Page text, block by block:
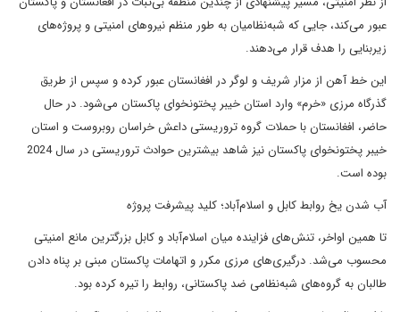
عبور می‌کند، جایی که شبه‌نظامیان به طور منظم نیروهای امنیتی و پروژه‌های
زیربنایی را هدف قرار می‌دهند.
این خط آهن از مزار شریف و لوگر در افغانستان عبور کرده و سپس از طریق
گذرگاه مرزی «خرم» وارد استان خیبر پختونخوای پاکستان می‌شود. در حال
حاضر، افغانستان با حملات گروه تروریستی داعش خراسان روبروست و استان
خیبر پختونخوای پاکستان نیز شاهد بیشترین حوادث تروریستی در سال 2024
بوده است.
آب شدن یخ روابط کابل و اسلام‌آباد؛ کلید پیشرفت پروژه
تا همین اواخر، تنش‌های فزاینده میان اسلام‌آباد و کابل بزرگترین مانع امنیتی
محسوب می‌شد. درگیری‌های مرزی مکرر و اتهامات پاکستان مبنی بر پناه دادن
طالبان به گروه‌های شبه‌نظامی ضد پاکستانی، روابط را تیره کرده بود.